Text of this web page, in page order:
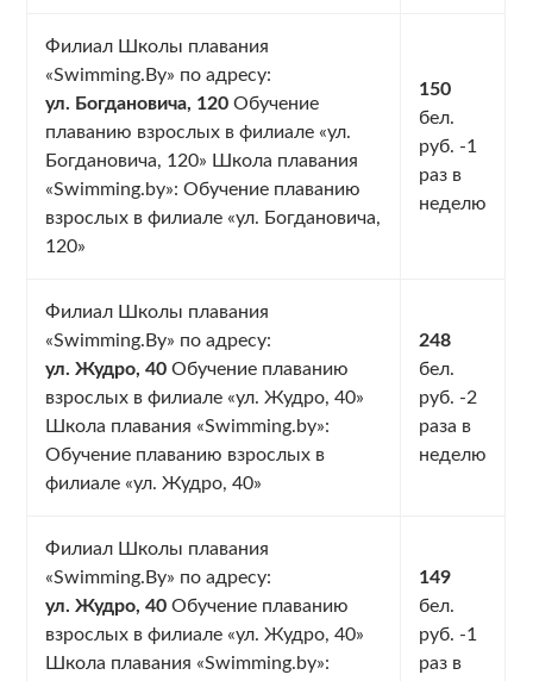
Филиал Школы плавания
«Swimming.By» по адресу:
ул. Богдановича, 120 Обучение
плаванию взрослых в филиале «ул.
Богдановича, 120» Школа плавания
«Swimming.by»: Обучение плаванию
взрослых в филиале «ул. Богдановича,
120»
150
бел.
руб. -1
раз в
неделю
Филиал Школы плавания
«Swimming.By» по адресу:
ул. Жудро, 40 Обучение плаванию
взрослых в филиале «ул. Жудро, 40»
Школа плавания «Swimming.by»:
Обучение плаванию взрослых в
филиале «ул. Жудро, 40»
248
бел.
руб. -2
раза в
неделю
Филиал Школы плавания
«Swimming.By» по адресу:
ул. Жудро, 40 Обучение плаванию
взрослых в филиале «ул. Жудро, 40»
Школа плавания «Swimming.by»:
149
бел.
руб. -1
раз в